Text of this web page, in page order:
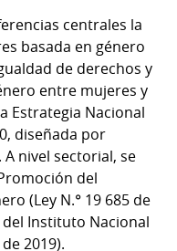
centrales la
basada en género
de derechos y
entre mujeres y
Estrategia Nacional
diseñada por
nivel sectorial, se
del
(Ley N.° 19 685 de
Instituto Nacional
2019).